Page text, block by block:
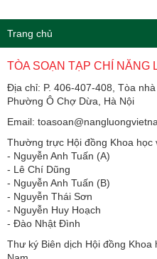
Trang chủ
TÒA SOẠN TẠP CHÍ NĂNG
Địa chỉ: P. 406-407-408, Tòa
Phường Ô Chợ Dừa, Hà Nội
Email:
Thường trực Hội đồng Khoa học
​​​​​​- Nguyễn Anh Tuấn (A)
- Lê Chí Dũng
- Nguyễn Anh Tuấn (B)
- Nguyễn Thái Sơn
- Nguyễn Huy Hoạch
- Đào Nhật Đình
Thư ký Biên dịch Hội đồng Khoa